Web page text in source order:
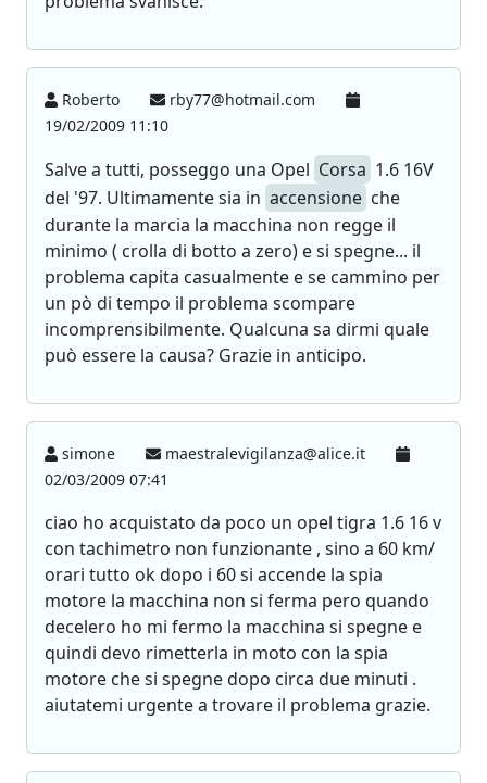
Roberto
rby77@hotmail.com
19/02/2009 11:10
Salve a tutti, posseggo una Opel Corsa 1.6 16V
del '97. Ultimamente sia in accensione che
durante la marcia la macchina non regge il
minimo ( crolla di botto a zero) e si spegne... il
problema capita casualmente e se cammino per
un pò di tempo il problema scompare
incomprensibilmente. Qualcuna sa dirmi quale
può essere la causa? Grazie in anticipo.
simone
maestralevigilanza@alice.it
02/03/2009 07:41
ciao ho acquistato da poco un opel tigra 1.6 16 v
con tachimetro non funzionante , sino a 60 km/
orari tutto ok dopo i 60 si accende la spia
motore la macchina non si ferma pero quando
decelero ho mi fermo la macchina si spegne e
quindi devo rimetterla in moto con la spia
motore che si spegne dopo circa due minuti .
aiutatemi urgente a trovare il problema grazie.